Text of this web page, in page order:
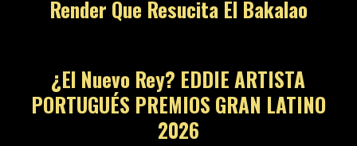
Render Que Resucita El Bakalao
11
¿El Nuevo Rey? EDDIE ARTISTA
PORTUGUÉS PREMIOS GRAN LATINO
2026